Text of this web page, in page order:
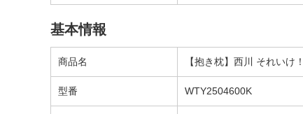
基本情報
商品名 【抱き枕】西川 それいけ
型番 WTY2504600K